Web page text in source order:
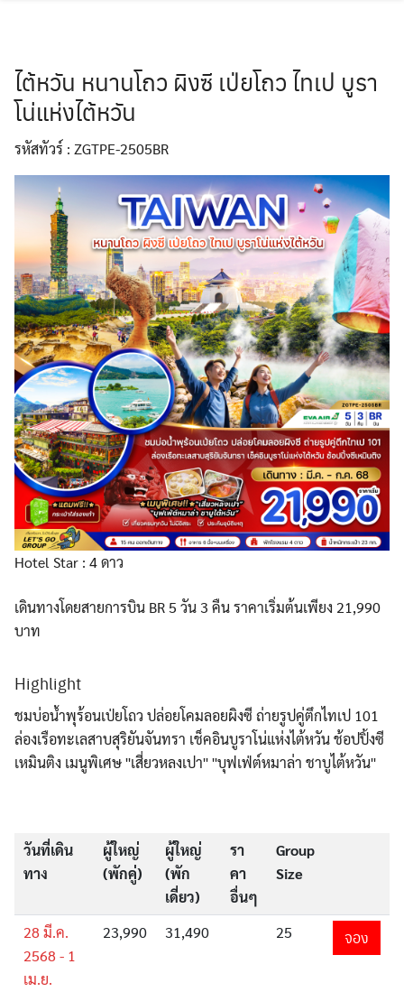
ทัวร์ฝรั่งเศส
ทัวร์ตุรเคีย
ทัวร์สิงคโปร์
ทัวร์เกาหลี
ทัวร์สวิตเซอร์แลนด์
ทัวร์จอร์เจีย
ทัวร์เยอรมัน
ทัวร์ออสเตรเลีย
ทัวร์เวียดนาม
ทัวร์อิตาลี
ทัวร์เนเธอร์แลนด์
ไต้หวัน หนานโถว ผิงซี เป่ยโถว ไทเป บูรา
โน่แห่งไต้หวัน
รหัสทัวร์ : ZGTPE-2505BR
Hotel Star : 4 ดาว
เดินทางโดยสายการบิน BR 5 วัน 3 คืน ราคาเริ่มต้นเพียง 21,990
บาท
Highlight
ชมบ่อน้ำพุร้อนเป่ยโถว ปล่อยโคมลอยผิงซี ถ่ายรูปคู่ตึกไทเป 101
ล่องเรือทะเลสาบสุริยันจันทรา เช็คอินบูราโน่แห่งไต้หวัน ช้อปปิ้งซี
เหมินติง เมนูพิเศษ ''เสี่ยวหลงเปา'' ''บุฟเฟ่ต์หมาล่า ชาบูไต้หวัน''
วันที่เดิน
ทาง
ผู้ใหญ่
(พักคู่)
ผู้ใหญ่
(พัก
เดี่ยว)
รา
คา
อื่นๆ
Group
Size
28 มี.ค.
2568 - 1
เม.ย.
23,990 31,490 25 จอง